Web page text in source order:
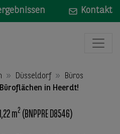
Kontakt
Düsseldorf
Büros
in Heerdt!
m2 (BNPPRE D8546)